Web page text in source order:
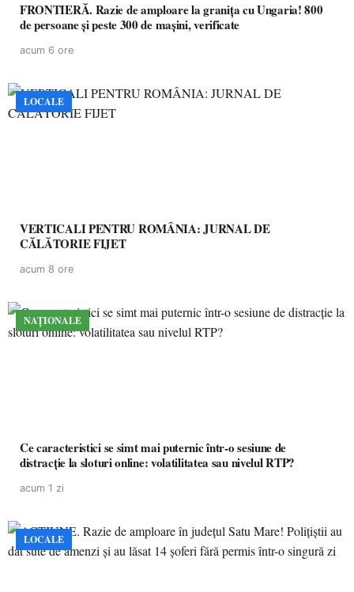
FRONTIERĂ. Razie de amploare la granița cu Ungaria! 800
de persoane și peste 300 de mașini, verificate
acum 6 ore
LOCALE
VERTICALI PENTRU ROMÂNIA: JURNAL DE
CĂLĂTORIE FIJET
acum 8 ore
NAȚIONALE
Ce caracteristici se simt mai puternic într-o sesiune de
distracție la sloturi online: volatilitatea sau nivelul RTP?
acum 1 zi
LOCALE